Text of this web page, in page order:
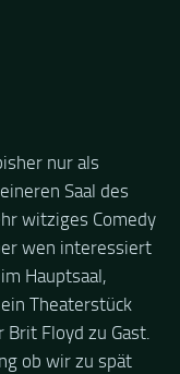
nur als
Saal des
witziges Comedy
wen interessiert
Hauptsaal,
Theaterstück
Floyd zu Gast.
ob wir zu spät